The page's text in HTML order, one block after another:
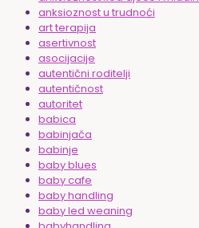
anksioznost u trudnoći
art terapija
asertivnost
asocijacije
autentični roditelji
autentičnost
autoritet
babica
babinjača
babinje
baby blues
baby cafe
baby handling
baby led weaning